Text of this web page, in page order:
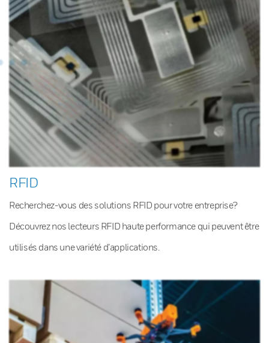
RFID
Recherchez-vous des solutions RFID pour votre entreprise?
Découvrez nos lecteurs RFID haute performance qui peuvent être
utilisés dans une variété d’applications.